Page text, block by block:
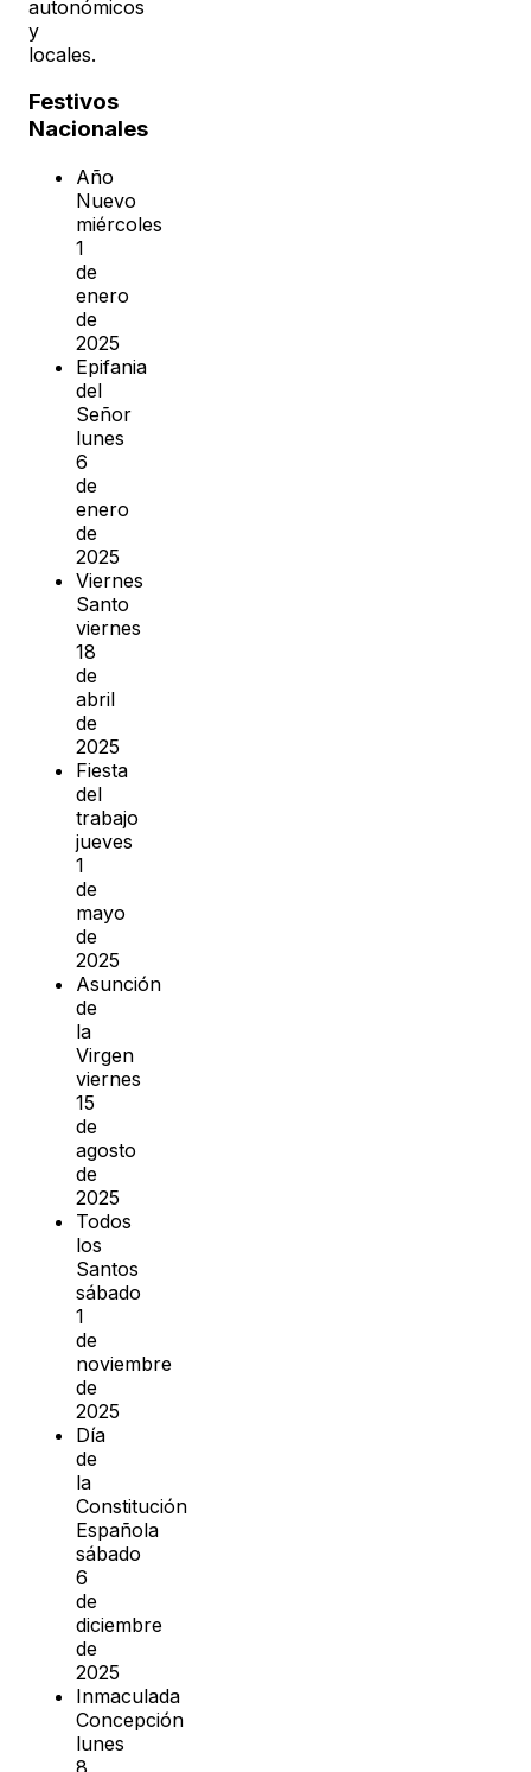
autonómicos
y
locales.
Festivos
Nacionales
Año
Nuevo
miércoles
1
de
enero
de
2025
Epifania
del
Señor
lunes
6
de
enero
de
2025
Viernes
Santo
viernes
18
de
abril
de
2025
Fiesta
del
trabajo
jueves
1
de
mayo
de
2025
Asunción
de
la
Virgen
viernes
15
de
agosto
de
2025
Todos
los
Santos
sábado
1
de
noviembre
de
2025
Día
de
la
Constitución
Española
sábado
6
de
diciembre
de
2025
Inmaculada
Concepción
lunes